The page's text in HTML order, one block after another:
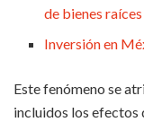
de bienes raíces
Inversión en
Este fenómeno se
incluidos los efectos